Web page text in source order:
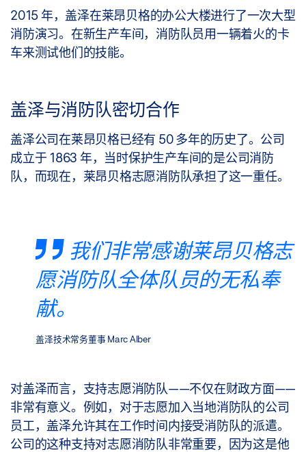
2015 年，盖泽在莱昂贝格的办公大楼进行了一次大型
消防演习。在新生产车间，消防队员用一辆着火的卡
车来测试他们的技能。
盖泽与消防队密切合作
盖泽公司在莱昂贝格已经有 50 多年的历史了。公司
成立于 1863 年，当时保护生产车间的是公司消防
队，而现在，莱昂贝格志愿消防队承担了这一重任。
我们非常感谢莱昂贝格志
愿消防队全体队员的无私奉
献。
盖泽技术常务董事 Marc Alber
对盖泽而言，支持志愿消防队——不仅在财政方面——
非常有意义。例如，对于志愿加入当地消防队的公司
员工，盖泽允许其在工作时间内接受消防队的派遣。
公司的这种支持对志愿消防队非常重要，因为这是他